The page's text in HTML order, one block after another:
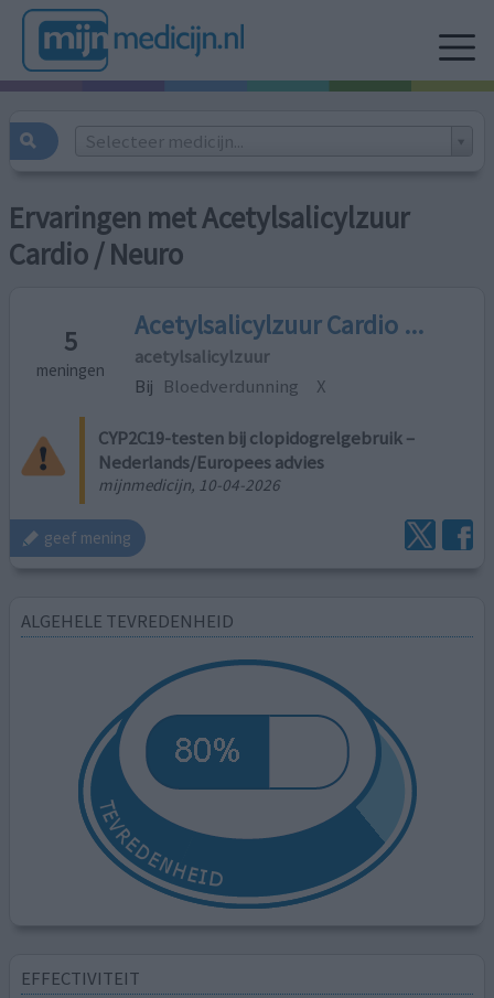
Selecteer medicijn...
Ervaringen met Acetylsalicylzuur
Cardio / Neuro
5
meningen
Acetylsalicylzuur Cardio ...
acetylsalicylzuur
Bij Bloedverdunning X
CYP2C19-testen bij clopidogrelgebruik –
Nederlands/Europees advies
mijnmedicijn, 10-04-2026
geef mening
ALGEHELE TEVREDENHEID
EFFECTIVITEIT